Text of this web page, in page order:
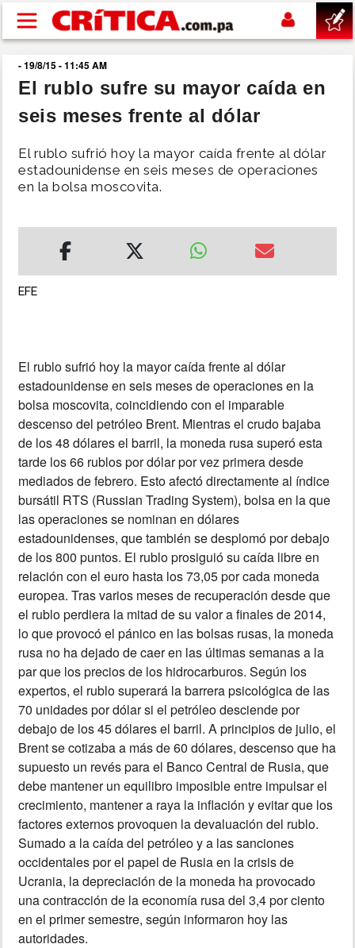
Pasar al contenido principal
buscar
SUCESOS
NACIONAL
DEPORTES
INSÓLITAS
MULTIMEDIA
IMPRESO
- 19/8/15 - 11:45 AM
El rublo sufre su mayor caída en
seis meses frente al dólar
El rublo sufrió hoy la mayor caída frente al dólar
estadounidense en seis meses de operaciones
en la bolsa moscovita.
EFE
El rublo sufrió hoy la mayor caída frente al dólar
estadounidense en seis meses de operaciones en la
bolsa moscovita, coincidiendo con el imparable
descenso del petróleo Brent. Mientras el crudo bajaba
de los 48 dólares el barril, la moneda rusa superó esta
tarde los 66 rublos por dólar por vez primera desde
mediados de febrero. Esto afectó directamente al índice
bursátil RTS (Russian Trading System), bolsa en la que
las operaciones se nominan en dólares
estadounidenses, que también se desplomó por debajo
de los 800 puntos. El rublo prosiguió su caída libre en
relación con el euro hasta los 73,05 por cada moneda
europea. Tras varios meses de recuperación desde que
el rublo perdiera la mitad de su valor a finales de 2014,
lo que provocó el pánico en las bolsas rusas, la moneda
rusa no ha dejado de caer en las últimas semanas a la
par que los precios de los hidrocarburos. Según los
expertos, el rublo superará la barrera psicológica de las
70 unidades por dólar si el petróleo desciende por
debajo de los 45 dólares el barril. A principios de julio, el
Brent se cotizaba a más de 60 dólares, descenso que ha
supuesto un revés para el Banco Central de Rusia, que
debe mantener un equilibro imposible entre impulsar el
crecimiento, mantener a raya la inflación y evitar que los
factores externos provoquen la devaluación del rublo.
Sumado a la caída del petróleo y a las sanciones
occidentales por el papel de Rusia en la crisis de
Ucrania, la depreciación de la moneda ha provocado
una contracción de la economía rusa del 3,4 por ciento
en el primer semestre, según informaron hoy las
autoridades.